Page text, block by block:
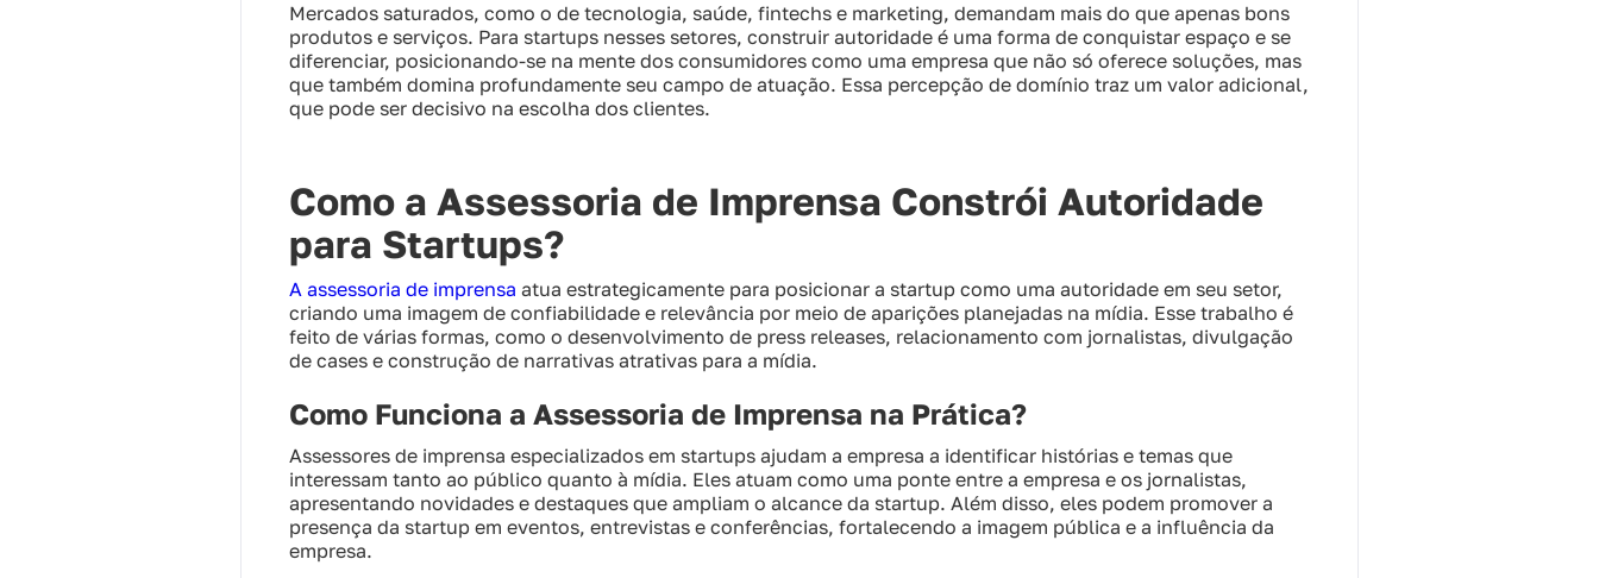
Mercados saturados, como o de tecnologia, saúde, fintechs e marketing, demandam mais do que apenas bons
produtos e serviços. Para startups nesses setores, construir autoridade é uma forma de conquistar espaço e se
diferenciar, posicionando-se na mente dos consumidores como uma empresa que não só oferece soluções, mas
que também domina profundamente seu campo de atuação. Essa percepção de domínio traz um valor adicional,
que pode ser decisivo na escolha dos clientes.
Como a Assessoria de Imprensa Constrói Autoridade
para Startups?
A assessoria de imprensa atua estrategicamente para posicionar a startup como uma autoridade em seu setor,
criando uma imagem de confiabilidade e relevância por meio de aparições planejadas na mídia. Esse trabalho é
feito de várias formas, como o desenvolvimento de press releases, relacionamento com jornalistas, divulgação
de cases e construção de narrativas atrativas para a mídia.
Como Funciona a Assessoria de Imprensa na Prática?
Assessores de imprensa especializados em startups ajudam a empresa a identificar histórias e temas que
interessam tanto ao público quanto à mídia. Eles atuam como uma ponte entre a empresa e os jornalistas,
apresentando novidades e destaques que ampliam o alcance da startup. Além disso, eles podem promover a
presença da startup em eventos, entrevistas e conferências, fortalecendo a imagem pública e a influência da
empresa.